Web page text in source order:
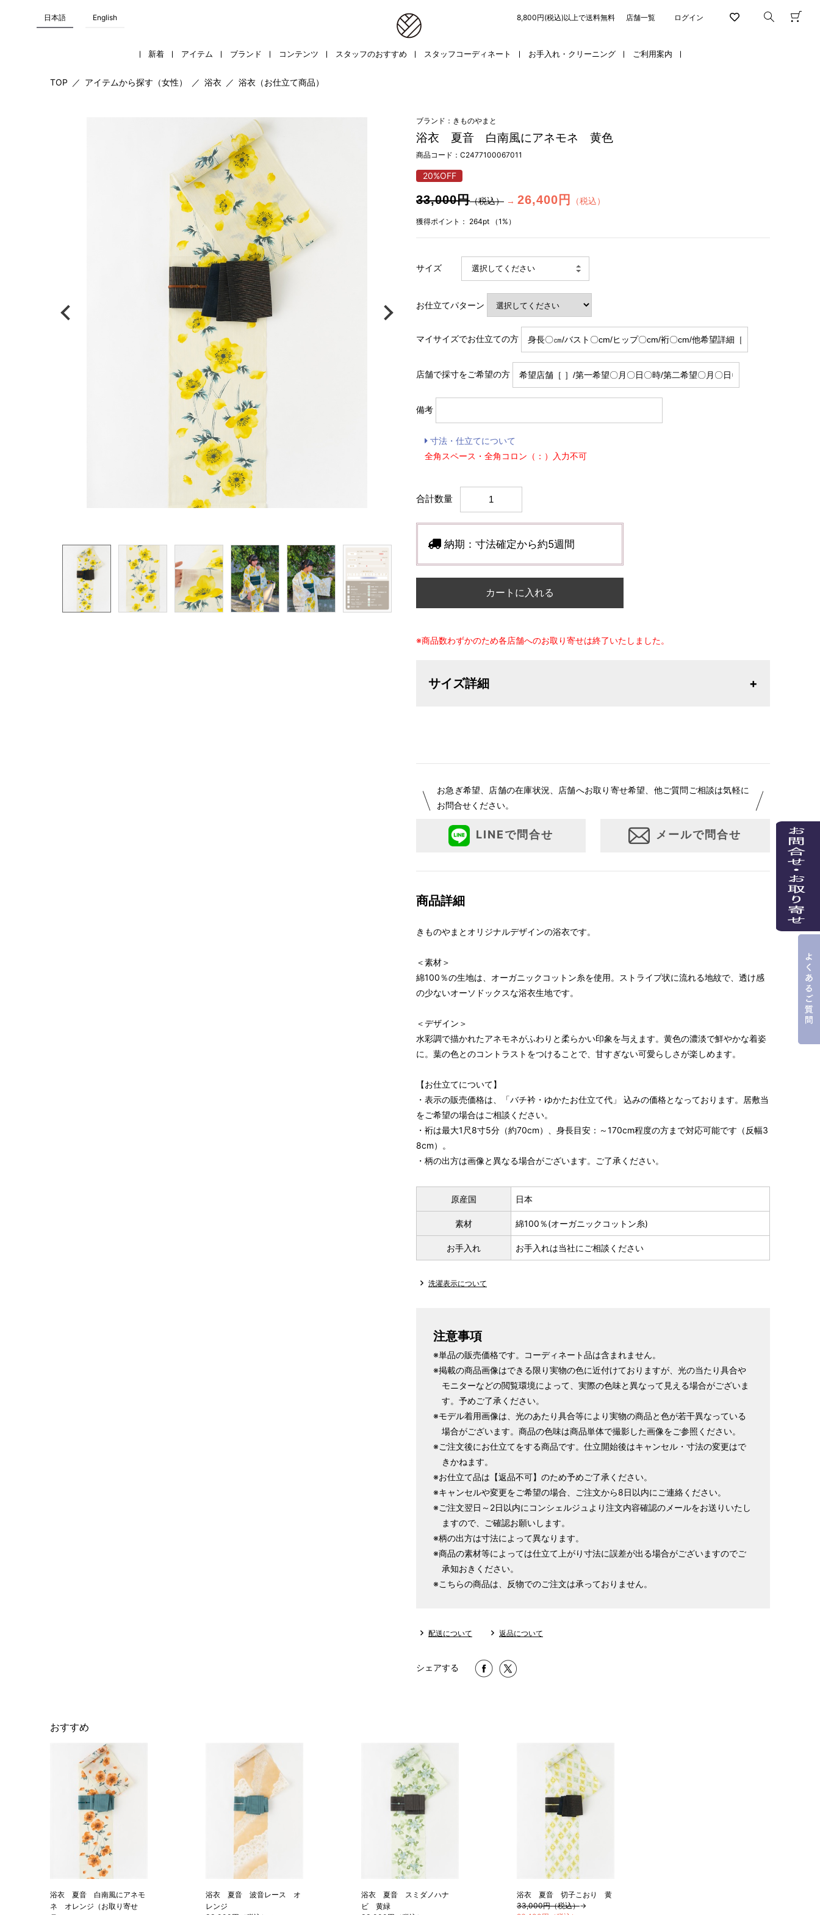
日本語 English ログイン
8,800円(税込)以上で送料無料 店舗一覧
新着 アイテム ブランド コンテンツ スタッフのおすすめ スタッフコーディネート お手入れ・クリーニング ご利用案内
TOP ／ アイテムから探す（女性） ／ 浴衣 ／ 浴衣（お仕立て商品）
ブランド：きものやまと
浴衣 夏音 白南風にアネモネ 黄色
商品コード： C2477100067011
20%OFF
33,000円（税込） → 26,400円 （税込）
獲得ポイント： 264pt （1%）
サイズ
お仕立てパターン
マイサイズでお仕立ての方
店舗で採寸をご希望の方
備考
寸法・仕立てについて
全角スペース・全角コロン（：）入力不可
合計数量
納期： 寸法確定から約5週間
カートに入れる
※商品数わずかのため各店舗へのお取り寄せは終了いたしました。
サイズ詳細
パターンオーダー（弊社規定のS～LLサイズより、身長・ヒップを目安にサイズをお選び
いただく）
店舗で採寸（お近くの店舗でスタッフが採寸）
サイズ 身長目安 ヒップ目安 身丈 裄
4尺5分 1尺7寸
SW ～95cm
155cm 64cm
4尺1寸 1尺7寸
M
～160cm
～95cm
4尺2寸 1尺7寸5分
MW ～100cm
163cm 68cm
L
～165cm
～98cm
165cm
167cm
LL ～170cm
3 反物の巾により表記の裄のサイズが出ない場合がございます。その際は、目一杯での寸法
とさせていただきます。
お急ぎ希望、店舗の在庫状況、店舗へお取り寄せ希望、他ご質問ご相談は気軽に
お問合せください。
LINEで問合せ メールで問合せ
商品詳細
きものやまとオリジナルデザインの浴衣です。
＜素材＞
綿100％の生地は、オーガニックコットン糸を使用。ストライプ状に流れる地紋で、透け感
の少ないオーソドックスな浴衣生地です。
＜デザイン＞
水彩調で描かれたアネモネがふわりと柔らかい印象を与えます。黄色の濃淡で鮮やかな着姿
に。葉の色とのコントラストをつけることで、甘すぎない可愛らしさが楽しめます。
【お仕立てについて】
・表示の販売価格は、「バチ衿・ゆかたお仕立て代」 込みの価格となっております。居敷当
をご希望の場合はご相談ください。
・裄は最大1尺8寸5分（約70cm）、身長目安：～170cm程度の方まで対応可能です（反幅3
8cm）。
・柄の出方は画像と異なる場合がございます。ご了承ください。
原産国 日本
素材 綿100％(オーガニックコットン糸)
お手入れ お手入れは当社にご相談ください
洗濯表示について
注意事項
※単品の販売価格です。コーディネート品は含まれません。
※掲載の商品画像はできる限り実物の色に近付けておりますが、光の当たり具合や
モニターなどの閲覧環境によって、実際の色味と異なって見える場合がございま
す。予めご了承ください。
※モデル着用画像は、光のあたり具合等により実物の商品と色が若干異なっている
場合がございます。商品の色味は商品単体で撮影した画像をご参照ください。
※ご注文後にお仕立てをする商品です。仕立開始後はキャンセル・寸法の変更はで
きかねます。
※お仕立て品は【返品不可】のため予めご了承ください。
※キャンセルや変更をご希望の場合、ご注文から8日以内にご連絡ください。
※ご注文翌日～2日以内にコンシェルジュより注文内容確認のメールをお送りいたし
ますので、ご確認お願いします。
※柄の出方は寸法によって異なります。
※商品の素材等によっては仕立て上がり寸法に誤差が出る場合がございますのでご
承知おきください。
※こちらの商品は、反物でのご注文は承っておりません。
配送について 返品について
シェアする
おすすめ
浴衣 夏音 白南風にアネモ
ネ オレンジ（お取り寄せ
浴衣 夏音 波音レース オ
レンジ
浴衣 夏音 スミダノハナ
ビ 黄緑
浴衣 夏音 切子こおり 黄
33,000円（税込）→